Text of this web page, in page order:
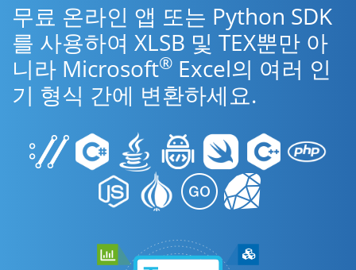
무료 온라인 앱 또는 Python SDK
를 사용하여 XLSB 및 TEX뿐만 아
니라 Microsoft® Excel의 여러 인
기 형식 간에 변환하세요.